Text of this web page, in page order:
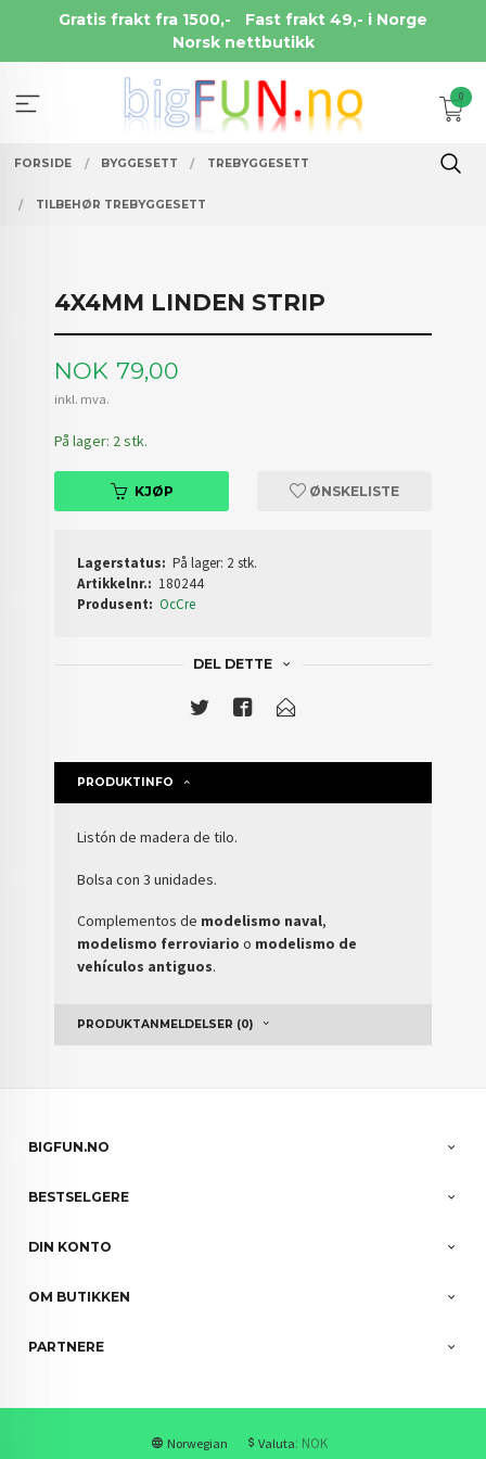
Gratis frakt fra 1500,-
Fast frakt 49,- i Norge
Norsk nettbutikk
0
FORSIDE BYGGESETT TREBYGGESETT
TILBEHØR TREBYGGESETT
4X4MM LINDEN STRIP
Pris
NOK 79,00
inkl. mva.
På lager: 2 stk.
KJØP ØNSKELISTE
Lagerstatus: På lager: 2 stk.
Artikkelnr.: 180244
Produsent: OcCre
DEL DETTE
PRODUKTINFO
Listón de madera de tilo.
Bolsa con 3 unidades.
Complementos de modelismo naval,
modelismo ferroviario o modelismo de
vehículos antiguos.
PRODUKTANMELDELSER (0)
BIGFUN.NO
BESTSELGERE
DIN KONTO
OM BUTIKKEN
PARTNERE
Norwegian Valuta: NOK